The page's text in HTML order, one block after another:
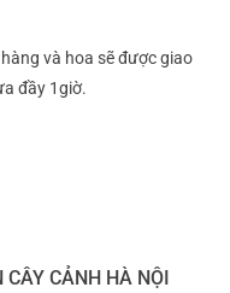
và hoa sẽ được giao
đầy 1giờ.
CẢNH HÀ NỘI